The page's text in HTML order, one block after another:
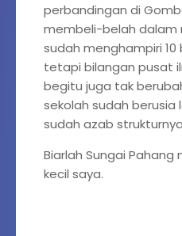
perbandingan di
membeli-belah dalam
sudah menghampiri
tetapi bilangan pusat
begitu juga tak
sekolah sudah berusia
sudah azab
Biarlah Sungai
kecil saya.